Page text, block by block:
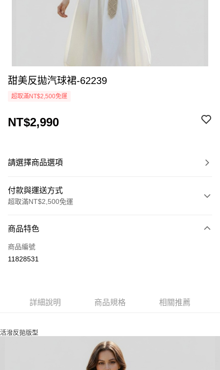
甜美反拋汽球裙-62239
超取滿NT$2,500免運
NT$2,990
請選擇商品選項
付款與運送方式
超取滿NT$2,500免運
信用卡一次付款
LINE Pay
每筆NT$80，滿NT$2,500(含以上)免運費
商品特色
商品編號
11828531
詳細說明 商品規格 相關推薦
活潑反拋版型